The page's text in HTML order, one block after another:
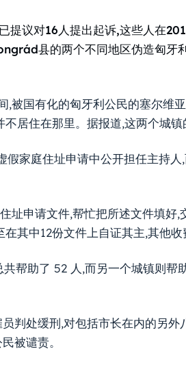
提议对16人提出起诉,这些人在
县的两个不同地区伪造匈牙
,被国有化的匈牙利公民的塞尔维
居住在那里。据报道,这两个城
假家庭住址申请中公开担任主持
址申请文件,帮忙把所述文件填好
其中12份文件上自证其主,其他收
帮助了 52 人,而另一个城镇则帮
判处缓刑,对包括市长在内的另
被谴责。